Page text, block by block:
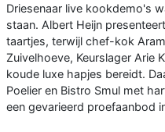
Driesenaar live kookdemo's
staan. Albert Heijn
taartjes, terwijl chef-kok
Zuivelhoeve, Keurslager Arie
koude luxe hapjes bereidt.
Poelier en Bistro Smul met
een gevarieerd proefaanbod